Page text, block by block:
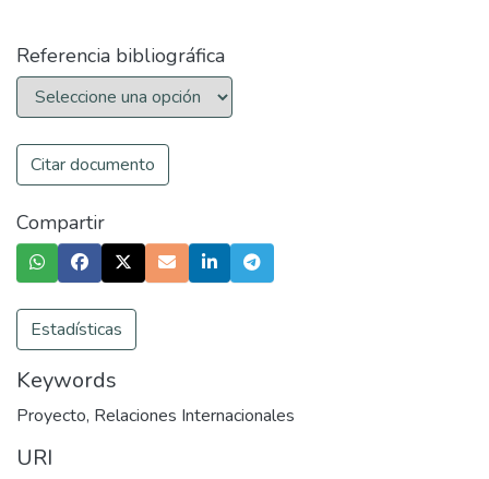
Referencia bibliográfica
Citar documento
Compartir
Estadísticas
Keywords
Proyecto, Relaciones Internacionales
URI